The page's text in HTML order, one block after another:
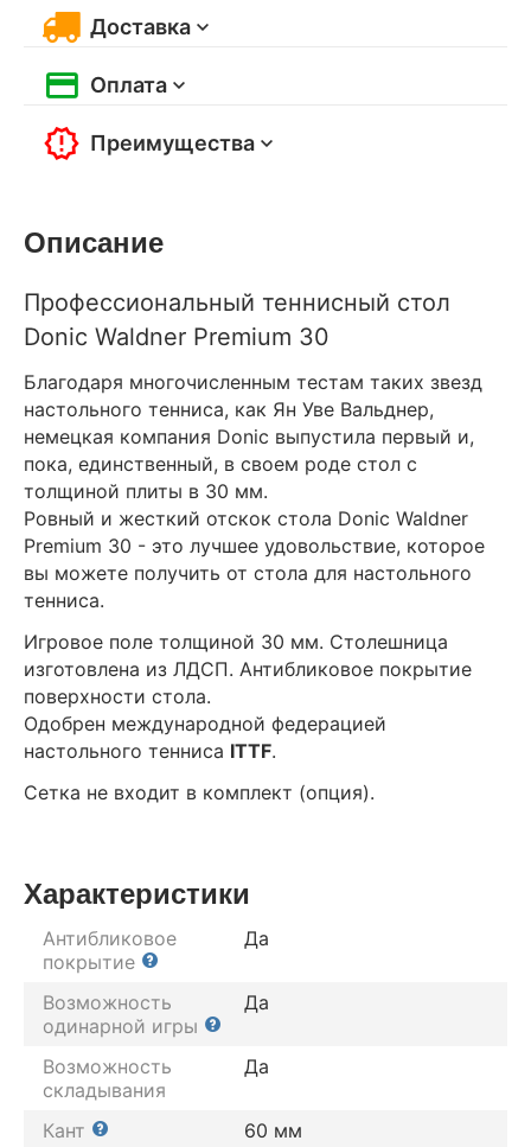
Доставка
Оплата
Преимущества
Описание
Профессиональный теннисный стол
Donic Waldner Premium 30
Благодаря многочисленным тестам таких звезд
настольного тенниса, как Ян Уве Вальднер,
немецкая компания Donic выпустила первый и,
пока, единственный, в своем роде стол с
толщиной плиты в 30 мм.
Ровный и жесткий отскок стола Donic Waldner
Premium 30 - это лучшее удовольствие, которое
вы можете получить от стола для настольного
тенниса.
Игровое поле толщиной 30 мм. Столешница
изготовлена из ЛДСП. Антибликовое покрытие
поверхности стола.
Одобрен международной федерацией
настольного тенниса ITTF.
Сетка не входит в комплект (опция).
Характеристики
Антибликовое
покрытие
Да
Возможность
одинарной игры
Да
Возможность
складывания
Да
Кант
60 мм